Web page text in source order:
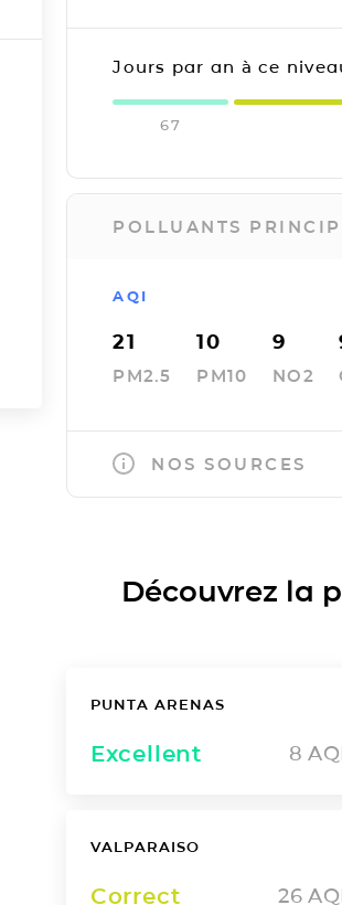
Jours par an à ce
67
POLLUANTS
AQI
21
PM2.5
10
PM10
9
NO2
NOS SOURCES
Découvrez la
PUNTA ARENAS
Excellent 8
VALPARAISO
Correct 26